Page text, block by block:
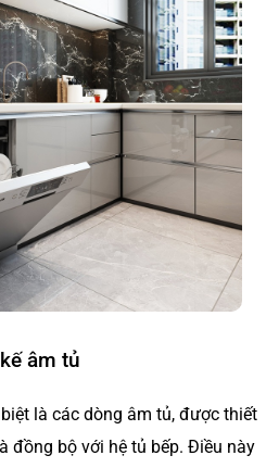
âm tủ
là các dòng âm tủ, được thiết
đồng bộ với hệ tủ bếp. Điều này